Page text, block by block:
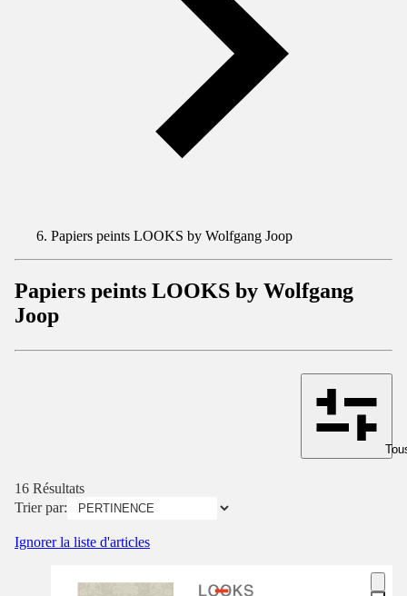
Papiers peints LOOKS by Wolfgang Joop
Papiers peints LOOKS by Wolfgang
Joop
16 Résultats
Trier par:
Ignorer la liste d'articles